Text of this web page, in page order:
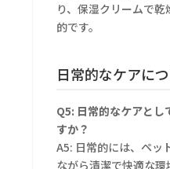
り、保湿クリームで
的です。
日常的なケアに
Q5: 日常的なケアとし
すか？
A5: 日常的には、ペッ
ながら清潔で快適な